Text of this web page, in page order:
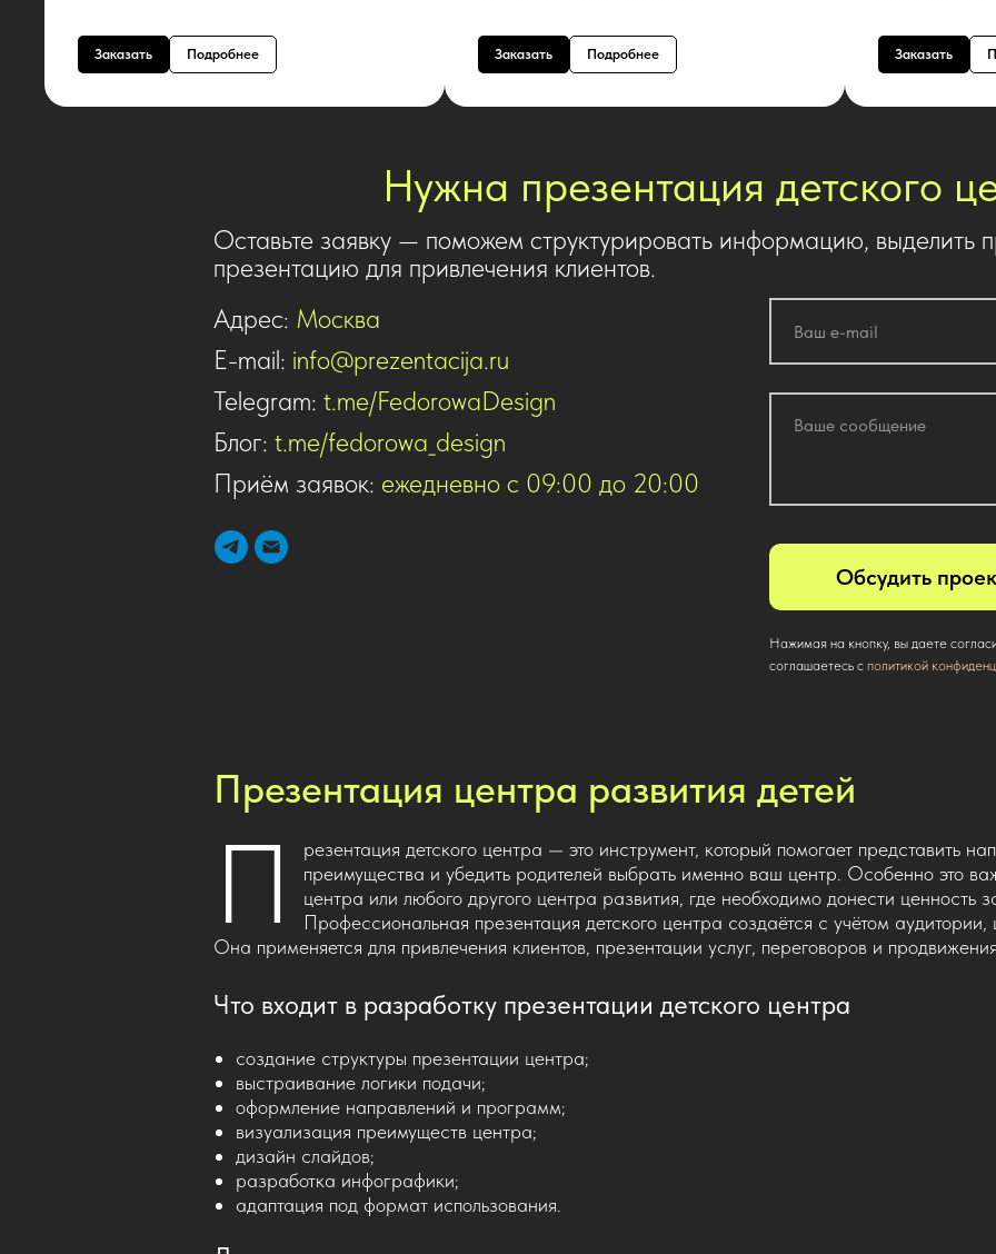
Заказать Подробнее Заказать Подробнее Заказать
Нужна презентация детского
Оставьте заявку — поможем структурировать информацию, выделить
презентацию для привлечения клиентов.
Адрес: Москва
E-mail: info@prezentacija.ru
Telegram: t.me/FedorowaDesign
Блог: t.me/fedorowa_design
Приём заявок: ежедневно с 09:00 до 20:00
Обсудить
Нажимая на кнопку, вы даете
соглашаетесь c политикой
Презентация центра развития детей
П
резентация детского центра — это инструмент, который помогает представить
преимущества и убедить родителей выбрать именно ваш центр. Особенно это
центра или любого другого центра развития, где необходимо донести ценность
Профессиональная презентация детского центра создаётся с учётом
Она применяется для привлечения клиентов, презентации услуг, переговоров и
Что входит в разработку презентации детского центра
создание структуры презентации центра;
выстраивание логики подачи;
оформление направлений и программ;
визуализация преимуществ центра;
дизайн слайдов;
разработка инфографики;
адаптация под формат использования.